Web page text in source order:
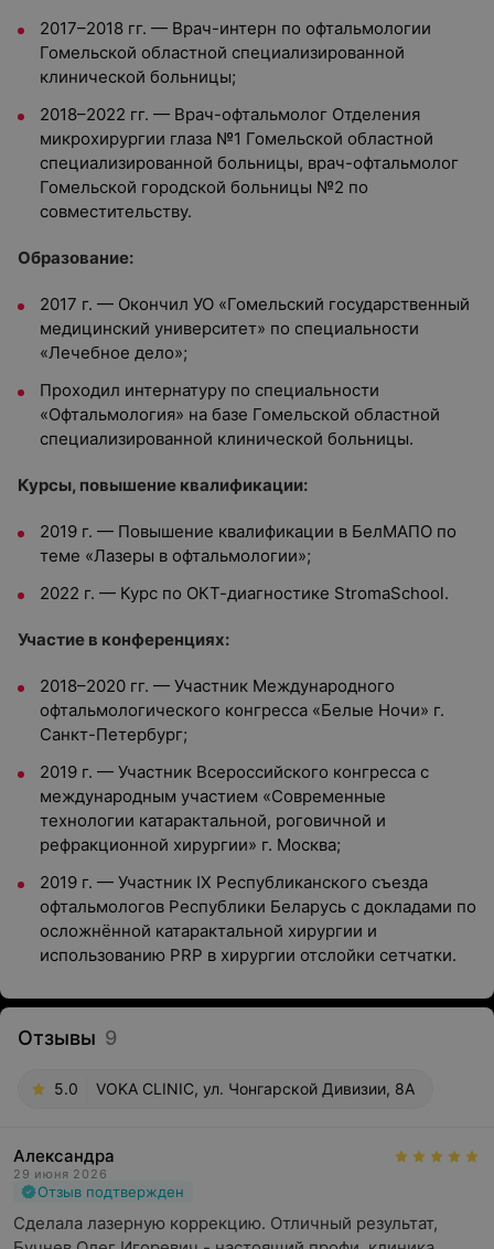
2017–2018 гг. — Врач-интерн по офтальмологии
Гомельской областной специализированной
клинической больницы;
2018–2022 гг. — Врач-офтальмолог Отделения
микрохирургии глаза №1 Гомельской областной
специализированной больницы, врач-офтальмолог
Гомельской городской больницы №2 по
совместительству.
Образование:
2017 г. — Окончил УО «Гомельский государственный
медицинский университет» по специальности
«Лечебное дело»;
Проходил интернатуру по специальности
«Офтальмология» на базе Гомельской областной
специализированной клинической больницы.
Курсы, повышение квалификации:
2019 г. — Повышение квалификации в БелМАПО по
теме «Лазеры в офтальмологии»;
2022 г. — Курс по ОКТ-диагностике StromaSchool.
Участие в конференциях:
2018–2020 гг. — Участник Международного
офтальмологического конгресса «Белые Ночи» г.
Санкт-Петербург;
2019 г. — Участник Всероссийского конгресса с
международным участием «Современные
технологии катарактальной, роговичной и
рефракционной хирургии» г. Москва;
2019 г. — Участник IX Республиканского съезда
офтальмологов Республики Беларусь с докладами по
осложнённой катарактальной хирургии и
использованию PRP в хирургии отслойки сетчатки.
Отзывы 9
5.0 VOKA CLINIC, ул. Чонгарской Дивизии, 8А
Александра
29 июня 2026
Отзыв подтвержден
Сделала лазерную коррекцию. Отличный результат,